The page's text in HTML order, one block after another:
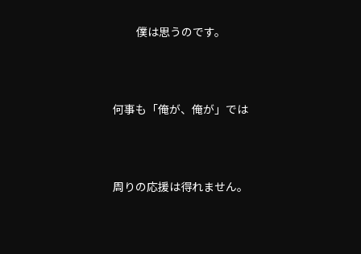
僕は思うのです。
何事も「俺が、俺が」では
周りの応援は得れません。